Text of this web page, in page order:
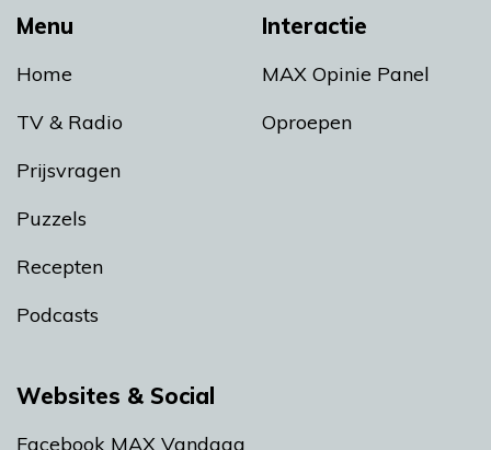
Menu
Home
TV & Radio
Prijsvragen
Puzzels
Recepten
Podcasts
Interactie
MAX Opinie Panel
Oproepen
Websites & Social
Facebook MAX Vandaag